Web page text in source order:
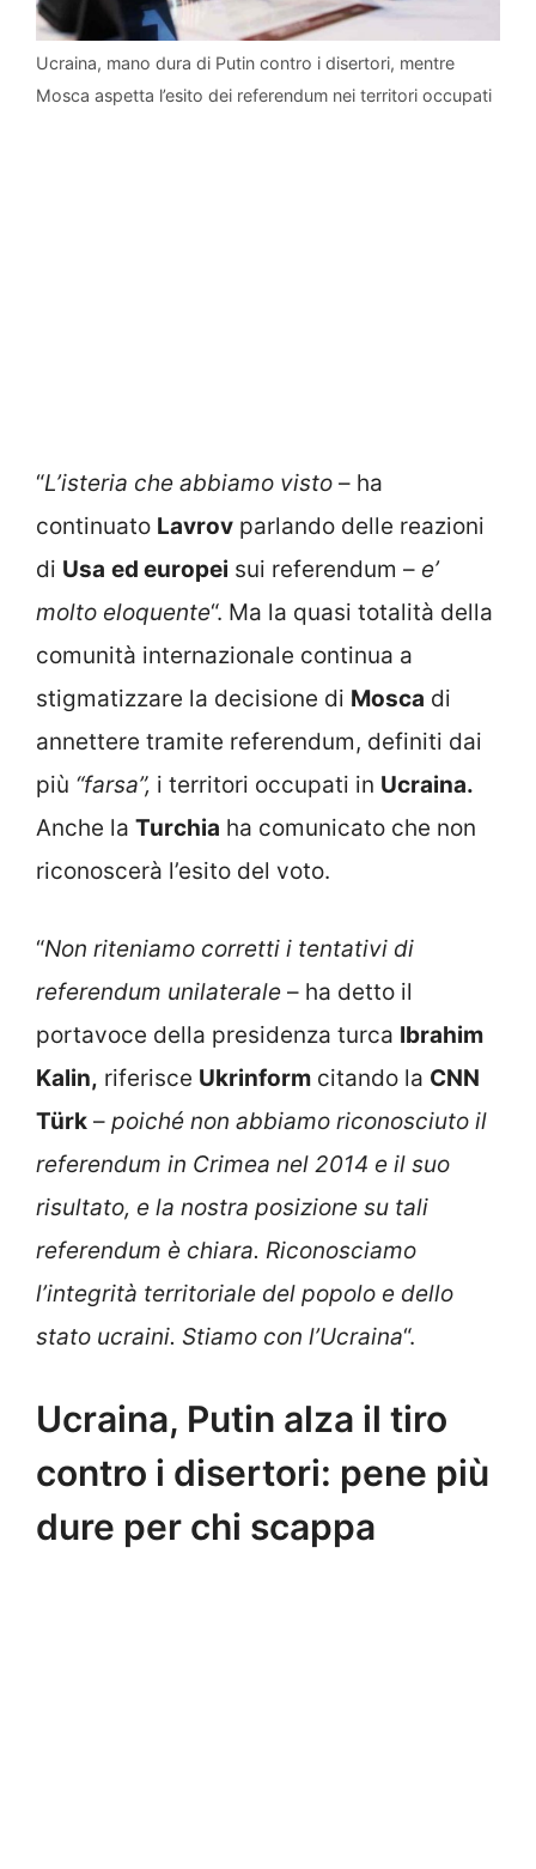
Ucraina, mano dura di Putin contro i disertori, mentre
Mosca aspetta l’esito dei referendum nei territori occupati
“L’isteria che abbiamo visto – ha
continuato Lavrov parlando delle reazioni
di Usa ed europei sui referendum – e’
molto eloquente“. Ma la quasi totalità della
comunità internazionale continua a
stigmatizzare la decisione di Mosca di
annettere tramite referendum, definiti dai
più “farsa”, i territori occupati in Ucraina.
Anche la Turchia ha comunicato che non
riconoscerà l’esito del voto.
“Non riteniamo corretti i tentativi di
referendum unilaterale – ha detto il
portavoce della presidenza turca Ibrahim
Kalin, riferisce Ukrinform citando la CNN
Türk – poiché non abbiamo riconosciuto il
referendum in Crimea nel 2014 e il suo
risultato, e la nostra posizione su tali
referendum è chiara. Riconosciamo
l’integrità territoriale del popolo e dello
stato ucraini. Stiamo con l’Ucraina“.
Ucraina, Putin alza il tiro
contro i disertori: pene più
dure per chi scappa